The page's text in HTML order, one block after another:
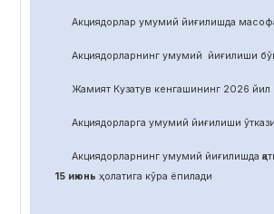
Акциядорлар умумий йиғилишда
Акциядорларнинг умумий йиғилиши
Жамият Кузатув кенгашининг 2026 йил
Акциядорларга умумий йиғилиши
Акциядорларнинг умумий йиғилишда
15 июнь ҳолатига кўра ёпилади